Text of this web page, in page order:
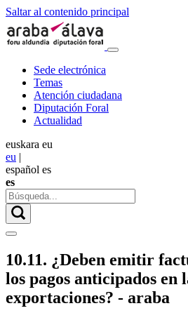
Saltar al contenido principal
Sede electrónica
Temas
Atención ciudadana
Diputación Foral
Actualidad
euskara eu
eu |
español es
es
10.11. ¿Deben emitir
los pagos anticipados en
exportaciones? - araba